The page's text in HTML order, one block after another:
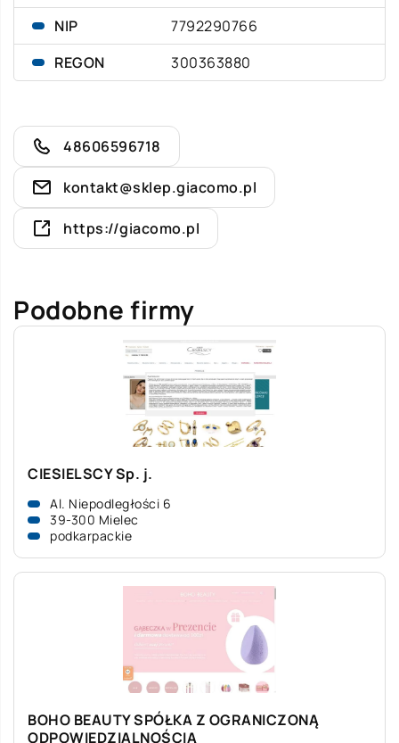
NIP
7792290766
REGON
300363880
48606596718
kontakt@sklep.giacomo.pl
https://giacomo.pl
Podobne firmy
CIESIELSCY Sp. j.
Al. Niepodległości 6
39-300 Mielec
podkarpackie
BOHO BEAUTY SPÓŁKA Z OGRANICZONĄ
ODPOWIEDZIALNOŚCIĄ